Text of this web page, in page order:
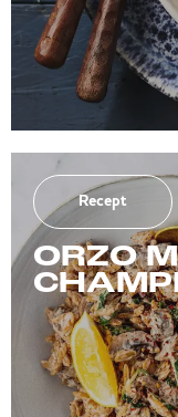
Recept
ORZO